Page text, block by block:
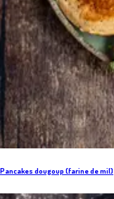
Pancakes dougoup (farine de mil)